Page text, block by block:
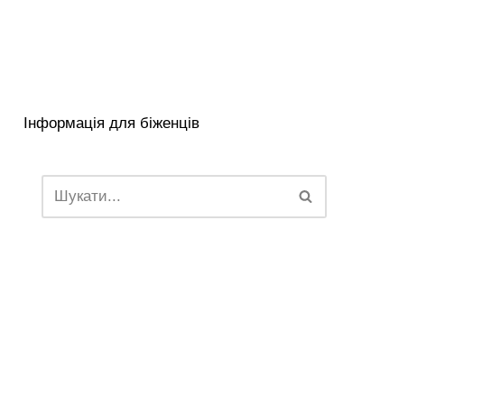
Iнформація для біженців